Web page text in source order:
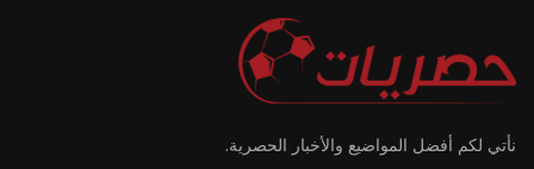
نأتي لكم أفضل المواضيع والأخبار الحصرية.